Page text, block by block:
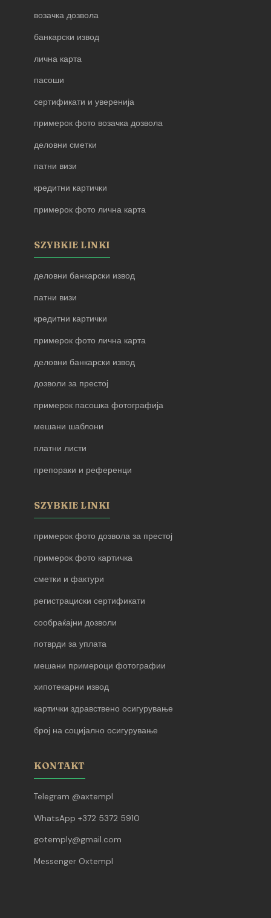
возачка дозвола
банкарски извод
лична карта
пасоши
сертификати и уверенија
примерок фото возачка дозвола
деловни сметки
патни визи
кредитни картички
примерок фото лична карта
SZYBKIE LINKI
деловни банкарски извод
патни визи
кредитни картички
примерок фото лична карта
деловни банкарски извод
дозволи за престој
примерок пасошка фотографија
мешани шаблони
платни листи
препораки и референци
SZYBKIE LINKI
примерок фото дозвола за престој
примерок фото картичка
сметки и фактури
регистрациски сертификати
сообраќајни дозволи
потврди за уплата
мешани примероци фотографии
хипотекарни извод
картички здравствено осигурување
број на социјално осигурување
KONTAKT
Telegram @axtempl
WhatsApp +372 5372 5910
gotemply@gmail.com
Messenger Oxtempl